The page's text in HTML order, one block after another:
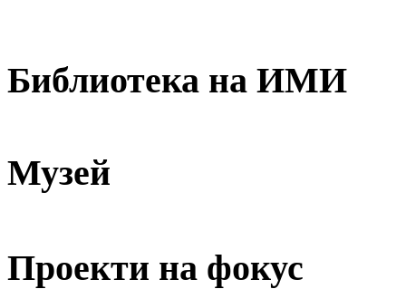
Библиотека на ИМИ
Музей
Проекти на фокус